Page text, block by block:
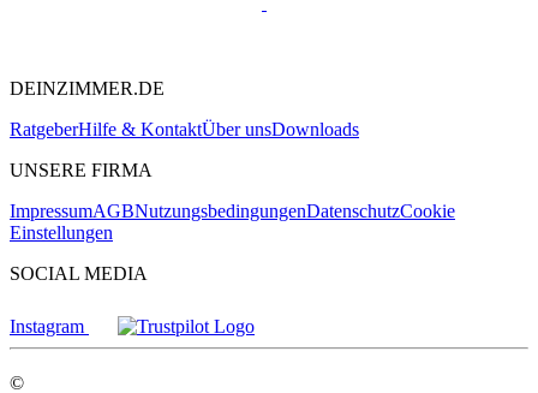
DEINZIMMER.DE
RatgeberHilfe & KontaktÜber unsDownloads
UNSERE FIRMA
ImpressumAGBNutzungsbedingungenDatenschutzCookie
Einstellungen
SOCIAL MEDIA
Instagram
©